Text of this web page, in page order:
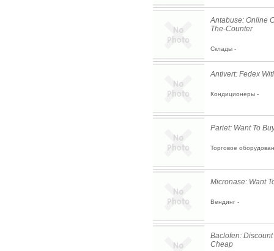
Antabuse: Online
The-Counter
Склады -
Antivert: Fedex
Кондиционеры -
Pariet: Want To
Торговое
Micronase: Want
Вендинг -
Baclofen:
Cheap